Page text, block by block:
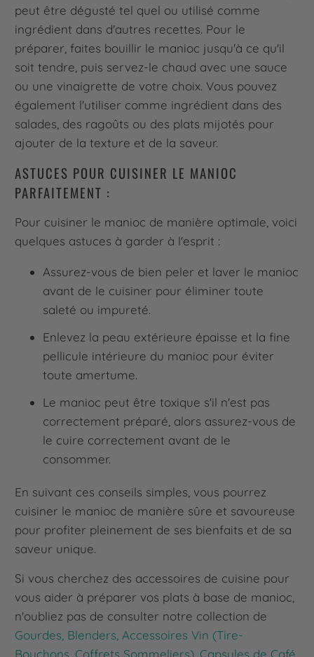
peut être dégusté tel quel ou utilisé comme
ingrédient dans d'autres recettes. Pour le
préparer, faites bouillir le manioc jusqu'à ce qu'il
soit tendre, puis servez-le chaud avec une sauce
ou une vinaigrette de votre choix. Vous pouvez
également l'utiliser comme ingrédient dans des
salades, des ragoûts ou des plats mijotés pour
ajouter de la texture et de la saveur.
ASTUCES POUR CUISINER LE MANIOC
PARFAITEMENT :
Pour cuisiner le manioc de manière optimale, voici
quelques astuces à garder à l'esprit :
Assurez-vous de bien peler et laver le manioc
avant de le cuisiner pour éliminer toute
saleté ou impureté.
Enlevez la peau extérieure épaisse et la fine
pellicule intérieure du manioc pour éviter
toute amertume.
Le manioc peut être toxique s'il n'est pas
correctement préparé, alors assurez-vous de
le cuire correctement avant de le
consommer.
En suivant ces conseils simples, vous pourrez
cuisiner le manioc de manière sûre et savoureuse
pour profiter pleinement de ses bienfaits et de sa
saveur unique.
Si vous cherchez des accessoires de cuisine pour
vous aider à préparer vos plats à base de manioc,
n'oubliez pas de consulter notre collection de
Gourdes, Blenders, Accessoires Vin (Tire-
Bouchons, Coffrets Sommeliers), Capsules de Café